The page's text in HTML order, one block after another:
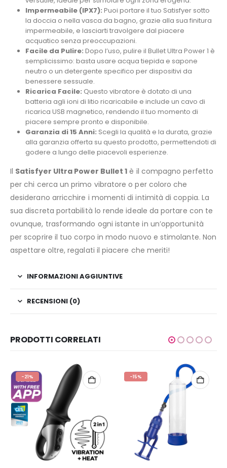
Impermeabile (IPX7): Puoi portare il tuo Satisfyer sotto
la doccia o nella vasca da bagno, grazie alla sua finitura
impermeabile, e lasciarti travolgere dal piacere
acquatico senza preoccupazioni.
Facile da Pulire: Dopo l’uso, pulire il Bullet Ultra Power 1 è
semplicissimo: basta usare acqua tiepida e sapone
neutro o un detergente specifico per dispositivi da
benessere sessuale.
Ricarica Facile: Questo vibratore è dotato di una
batteria agli ioni di litio ricaricabile e include un cavo di
ricarica USB magnetico, rendendo il tuo momento di
piacere sempre pronto e disponibile.
Garanzia di 15 Anni: Scegli la qualità e la durata, grazie
alla garanzia offerta su questo prodotto, permettendoti di
godere a lungo delle piacevoli esperienze.
Il Satisfyer Ultra Power Bullet 1 è il compagno perfetto
per chi cerca un primo vibratore o per coloro che
desiderano arricchire i momenti di intimità di coppia. La
sua discreta portabilità lo rende ideale da portare con te
ovunque, trasformando ogni istante in un’opportunità
per scoprire il tuo corpo in modo nuovo e stimolante. Non
aspettare oltre, regalati il piacere che meriti!
INFORMAZIONI AGGIUNTIVE
RECENSIONI (0)
PRODOTTI CORRELATI
-21% -15%